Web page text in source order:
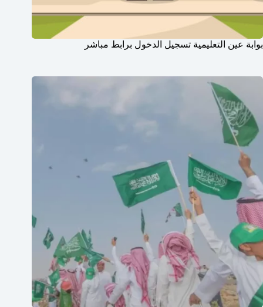
بوابة عين التعليمية تسجيل الدخول برابط مباشر